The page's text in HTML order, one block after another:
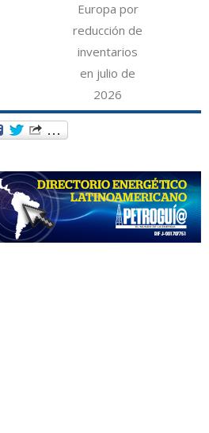
Europa por
reducción de
inventarios
en julio de
2026